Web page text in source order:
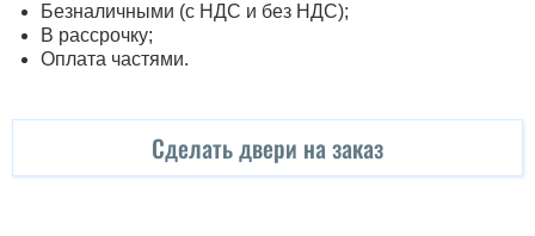
Безналичными (с НДС и без НДС);
В рассрочку;
Оплата частями.
Сделать двери на заказ